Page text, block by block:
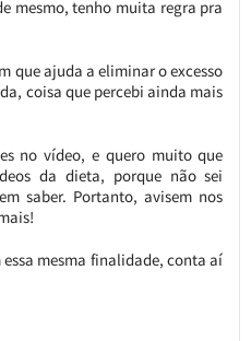
mesmo, tenho muita regra pra
que ajuda a eliminar o excesso
coisa que percebi ainda mais
no vídeo, e quero muito que
da dieta, porque não sei
saber. Portanto, avisem nos
mesma finalidade, conta aí